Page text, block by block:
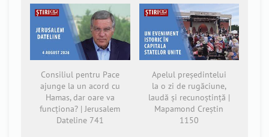
Consiliul pentru Pace
ajunge la un acord cu
Hamas, dar oare va
funcționa? | Jerusalem
Dateline 741
Apelul președintelui
la o zi de rugăciune,
laudă și recunoștință |
Mapamond Creștin
1150